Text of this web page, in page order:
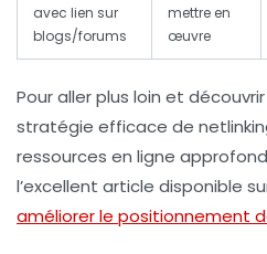
avec lien sur
blogs/forums
mettre en
œuvre
Pour aller plus loin et
stratégie efficace de
ressources en ligne
l’excellent article disponible
améliorer le positionnement